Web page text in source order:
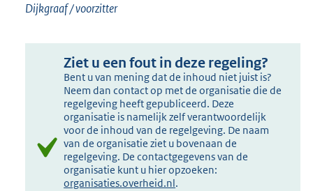
Dijkgraaf / voorzitter
Ziet u een fout in deze regeling?
Bent u van mening dat de inhoud niet juist is?
Neem dan contact op met de organisatie die de
regelgeving heeft gepubliceerd. Deze
organisatie is namelijk zelf verantwoordelijk
voor de inhoud van de regelgeving. De naam
van de organisatie ziet u bovenaan de
regelgeving. De contactgegevens van de
organisatie kunt u hier opzoeken:
organisaties.overheid.nl.